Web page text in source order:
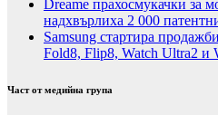
Dreame прахосмукачки за
надхвърлиха 2 000
Samsung стартира
Fold8, Flip8, Watch Ultra2 и
Част от медийна група